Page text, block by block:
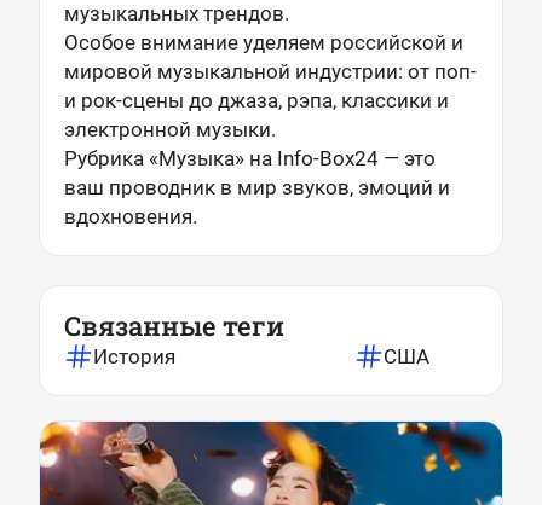
музыкальных трендов.
Особое внимание уделяем российской и
мировой музыкальной индустрии: от поп-
и рок-сцены до джаза, рэпа, классики и
электронной музыки.
Рубрика «Музыка» на Info-Box24 — это
ваш проводник в мир звуков, эмоций и
вдохновения.
Связанные теги
История США